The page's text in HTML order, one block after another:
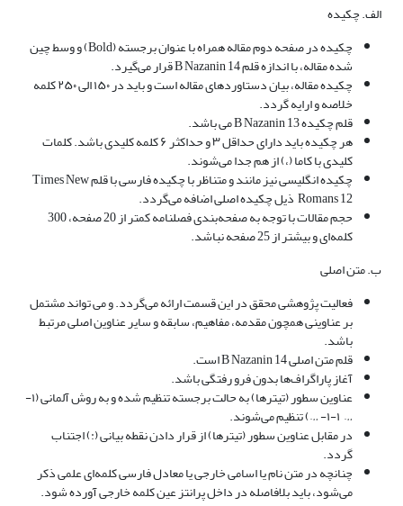
الف. چکیده
چکیده در صفحه دوم مقاله همراه با عنوان برجسته (Bold) و وسط چین
شده مقاله، با اندازه قلم B Nazanin 14 قرار می‌گیرد.
چکیده مقاله، بیان دستاوردهای مقاله است و باید در ۱۵۰ الی ۲۵۰ کلمه
خلاصه و ارایه گردد.
قلم چکیده B Nazanin 13 می باشد.
هر چکیده باید دارای حداقل ۳ و حداکثر ۶ کلمه کلیدی باشد. کلمات
کلیدی با کاما (،) از هم جدا می‌شوند.
چکیده انگلیسی نیز مانند و متناظر با چکیده فارسی با قلم Times New
Romans 12 ذیل چکیده اصلی اضافه می‌گردد.
حجم مقالات با توجه به صفحه‌بندی فصلنامه کمتر از 20 صفحه، 300
کلمه‌ای و بیشتر از 25 صفحه نباشد.
ب. متن اصلی
فعالیت پژوهشی محقق در این قسمت ارائه می‌گردد. و می تواند مشتمل
بر عناوینی همچون مقدمه، مفاهیم، سابقه و سایر عناوین اصلی مرتبط
باشد.
قلم متن اصلی B Nazanin 14 است.
آغاز پاراگراف‌ها بدون فرو رفتگی باشد.
عناوین سطور (تیترها) به حالت برجسته تنظیم شده و به روش آلمانی (۱-
… ۱-۱- …) تنظیم می‌شوند.
در مقابل عناوین سطور (تیترها) از قرار دادن نقطه بیانی (:) اجتناب
گردد.
چنانچه در متن نام یا اسامی خارجی یا معادل فارسی کلمه‌ای علمی ذکر
می‌شود، باید بلافاصله در داخل پرانتز عین کلمه خارجی آورده شود.